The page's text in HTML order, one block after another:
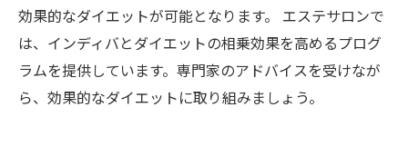
効果的なダイエットが可能となります。 エステサロンで
は、インディバとダイエットの相乗効果を高めるプログ
ラムを提供しています。専門家のアドバイスを受けなが
ら、効果的なダイエットに取り組みましょう。